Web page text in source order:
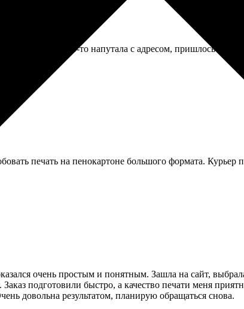
за меня», но что-то напутала с адресом, пришлось
печать на пенокартоне большого формата. Курьер
очень простым и понятным. Зашла на сайт,
Заказ подготовили быстро, а качество печати меня
довольна результатом, планирую обращаться снова.